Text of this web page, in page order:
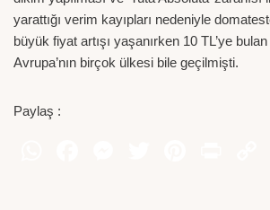
yarattığı verim kayıpları nedeniyle
büyük fiyat artışı yaşanırken 10 TL’ye
Avrupa’nın birçok ülkesi bile geçilmişti.
Paylaş :